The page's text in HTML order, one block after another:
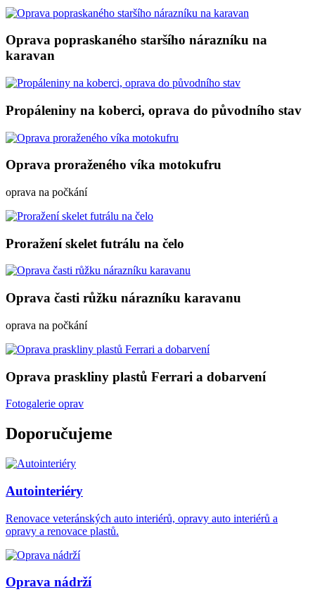
Oprava popraskaného staršího nárazníku na
karavan
Propáleniny na koberci, oprava do původního stav
Oprava proraženého víka motokufru
oprava na počkání
Proražení skelet futrálu na čelo
Oprava časti růžku nárazníku karavanu
oprava na počkání
Oprava praskliny plastů Ferrari a dobarvení
Fotogalerie oprav
Doporučujeme
Autointeriéry
Renovace veteránských auto interiérů, opravy auto interiérů a
opravy a renovace plastů.
Oprava nádrží